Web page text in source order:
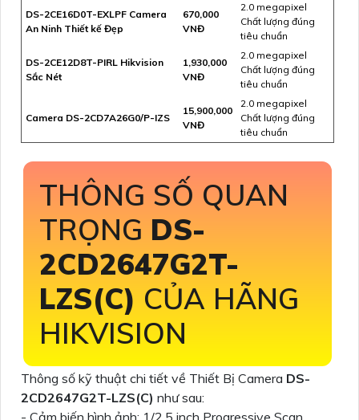
DS-2CE16D0T-EXLPF Camera
An Ninh Thiết kế Đẹp
670,000
VNĐ
2.0 megapixel
Chất lượng đúng
tiêu chuẩn
DS-2CE12D8T-PIRL Hikvision
Sắc Nét
1,930,000
VNĐ
2.0 megapixel
Chất lượng đúng
tiêu chuẩn
Camera DS-2CD7A26G0/P-IZS
15,900,000
VNĐ
2.0 megapixel
Chất lượng đúng
tiêu chuẩn
THÔNG SỐ QUAN
TRỌNG DS-
2CD2647G2T-
LZS(C) CỦA HÃNG
HIKVISION
Thông số kỹ thuật chi tiết về Thiết Bị Camera DS-
2CD2647G2T-LZS(C) như sau: